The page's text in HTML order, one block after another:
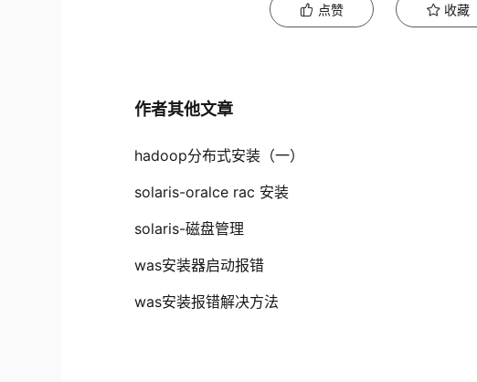
点赞 收藏
作者其他文章
hadoop分布式安装（一）
solaris-oralce rac 安装
solaris-磁盘管理
was安装器启动报错
was安装报错解决方法